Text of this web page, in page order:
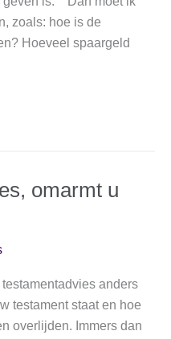
zoals: hoe is de
Hoeveel spaargeld
omarmt u
anders
testament staat en hoe
overlijden. Immers dan